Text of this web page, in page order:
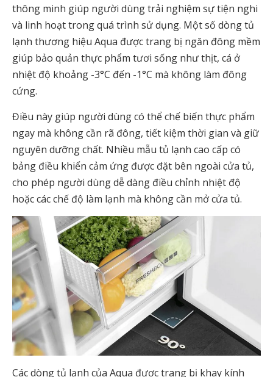
thông minh giúp người dùng trải nghiệm sự tiện nghi
và linh hoạt trong quá trình sử dụng. Một số dòng tủ
lạnh thương hiệu Aqua được trang bị ngăn đông mềm
giúp bảo quản thực phẩm tươi sống như thịt, cá ở
nhiệt độ khoảng -3°C đến -1°C mà không làm đông
cứng.
Điều này giúp người dùng có thể chế biến thực phẩm
ngay mà không cần rã đông, tiết kiệm thời gian và giữ
nguyên dưỡng chất. Nhiều mẫu tủ lạnh cao cấp có
bảng điều khiển cảm ứng được đặt bên ngoài cửa tủ,
cho phép người dùng dễ dàng điều chỉnh nhiệt độ
hoặc các chế độ làm lạnh mà không cần mở cửa tủ.
Các dòng tủ lạnh của Aqua được trang bị khay kính